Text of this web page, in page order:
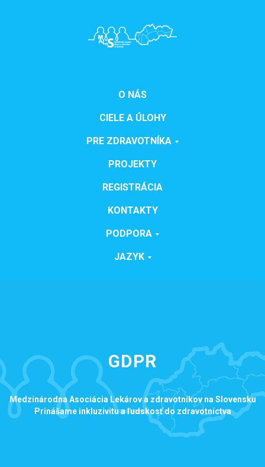
O NÁS
CIELE A ÚLOHY
PRE ZDRAVOTNÍKA
PROJEKTY
REGISTRÁCIA
KONTAKTY
PODPORA
JAZYK
GDPR
Medzinárodna Asociácia Lekárov a zdravotníkov na Slovensku
Prinášame inkluzivitu a ľudskosť do zdravotníctva